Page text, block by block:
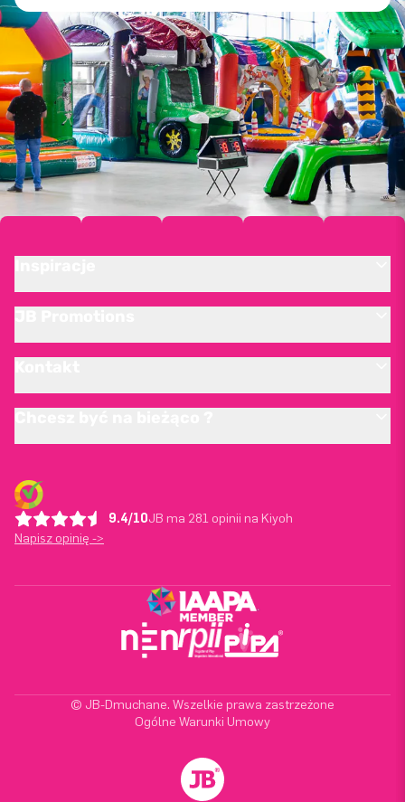
9.4/10JB ma 281 opinii na Kiyoh
Napisz opinię ->
© JB-Dmuchane. Wszelkie prawa zastrzeżone
Ogólne Warunki Umowy